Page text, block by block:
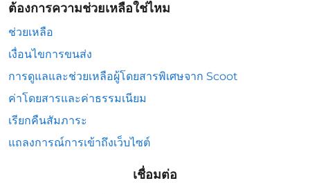
ต้องการความช่วยเหลือใช่ไหม
ช่วยเหลือ
เงื่อนไขการขนส่ง
การดูแลและช่วยเหลือผู้โดยสารพิเศษจาก Scoot
ค่าโดยสารและค่าธรรมเนียม
เรียกคืนสัมภาระ
แถลงการณ์การเข้าถึงเว็บไซต์
เชื่อมต่อ